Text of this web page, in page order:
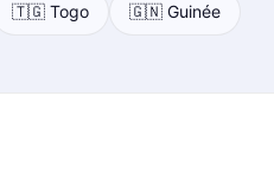
🇹🇬 Togo 🇬🇳 Guinée